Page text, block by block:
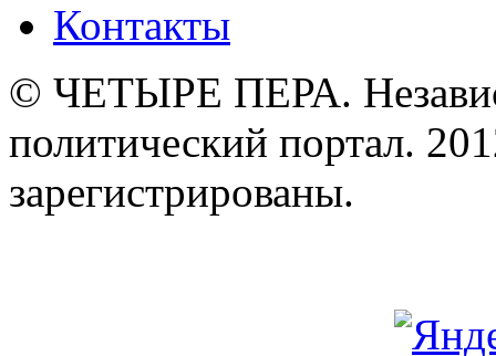
Контакты
© ЧЕТЫРЕ ПЕРА.
политический портал.
зарегистрированы.